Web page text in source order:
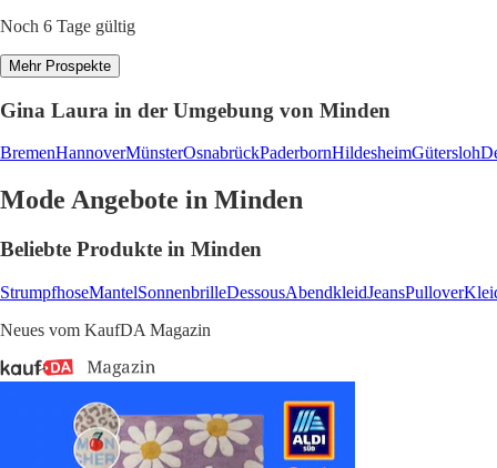
Noch 6 Tage gültig
Mehr Prospekte
Gina Laura in der Umgebung von Minden
BremenHannoverMünsterOsnabrückPaderbornHildesheimGütersloh
Mode Angebote in Minden
Beliebte Produkte in Minden
StrumpfhoseMantelSonnenbrilleDessousAbendkleidJeansPullover
Neues vom KaufDA Magazin